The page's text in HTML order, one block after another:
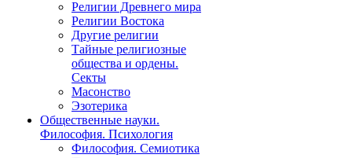
Религии Древнего мира
Религии Востока
Другие религии
Тайные религиозные
общества и ордены.
Секты
Масонство
Эзотерика
Общественные науки.
Философия. Психология
Философия. Семиотика